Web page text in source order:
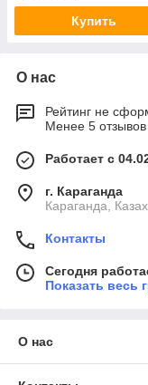
Купить
О нас
Рейтинг не
Менее 5
Работает с
г. Караганда
Караганда,
Контакты
Сегодня
Показать весь
О нас